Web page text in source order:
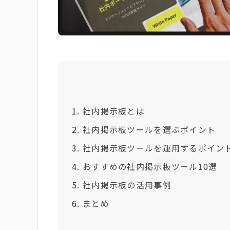
社内掲示板とは
社内掲示板ツールを選ぶポイント
社内掲示板ツールを運用するポイン
おすすめの社内掲示板ツール10選
社内掲示板の活用事例
まとめ